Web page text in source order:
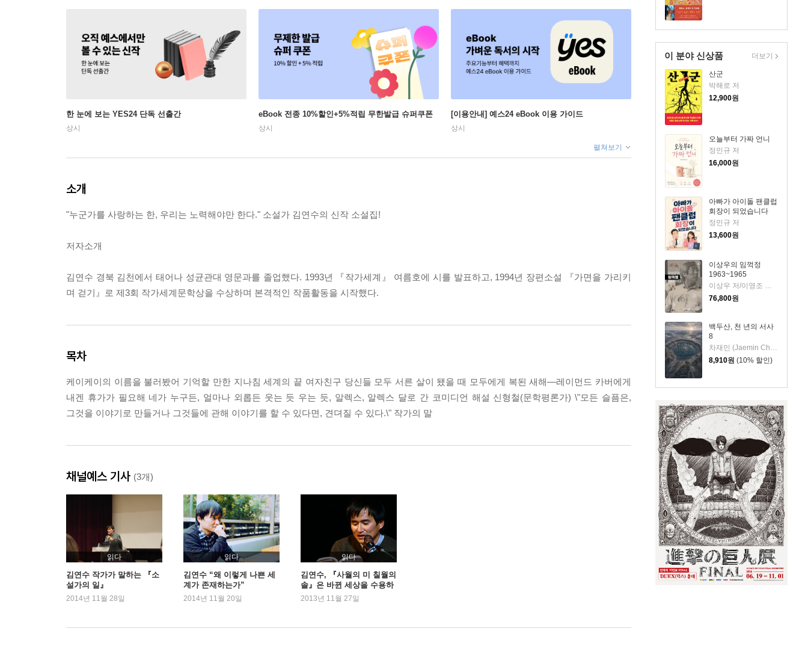
이 분야 신상품
산군
박해로 저
12,900원
오늘부터 가짜 언니
정민규 저
16,000원
아빠가 아이돌 팬클럽
회장이 되었습니다
정민규 저
13,600원
이상우의 임꺽정
1963~1965
76,800원
백두산, 천 년의 서사
8
차재민 (Jaemin Cha) 저
8,910원 (10% 할인)
더보기
한 눈에 보는 YES24 단독 선출간
상시
eBook 전종 10%할인+5%적립 무한발급 슈퍼쿠폰
상시
[이용안내] 예스24 eBook 이용 가이드
상시
펼쳐보기
소개
"누군가를 사랑하는 한, 우리는 노력해야만 한다." 소설가 김연수의 신작 소설집!
저자소개
김연수 경북 김천에서 태어나 성균관대 영문과를 졸업했다. 1993년 『작가세계』 여름호에 시를 발표하고, 1994년 장편소설 『가면을 가리키
며 걷기』로 제3회 작가세계문학상을 수상하며 본격적인 작품활동을 시작했다.
목차
케이케이의 이름을 불러봤어 기억할 만한 지나침 세계의 끝 여자친구 당신들 모두 서른 살이 됐을 때 모두에게 복된 새해―레이먼드 카버에게
내겐 휴가가 필요해 네가 누구든, 얼마나 외롭든 웃는 듯 우는 듯, 알렉스, 알렉스 달로 간 코미디언 해설 신형철(문학평론가) \"모든 슬픔은,
그것을 이야기로 만들거나 그것들에 관해 이야기를 할 수 있다면, 견뎌질 수 있다.\" 작가의 말
채널예스 기사 (3개)
읽다
김연수 작가가 말하는 『소
설가의 일』
2014년 11월 28일
읽다
김연수 “왜 이렇게 나쁜 세
계가 존재하는가”
2014년 11월 20일
읽다
김연수, 『사월의 미 칠월의
솔』은 바뀐 세상을 수용하
려는 이야기
2013년 11월 27일